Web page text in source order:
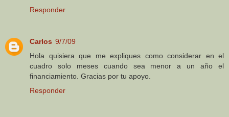
Responder
Carlos 9/7/09
Hola quisiera que me expliques como considerar en el
cuadro solo meses cuando sea menor a un año el
financiamiento. Gracias por tu apoyo.
Responder